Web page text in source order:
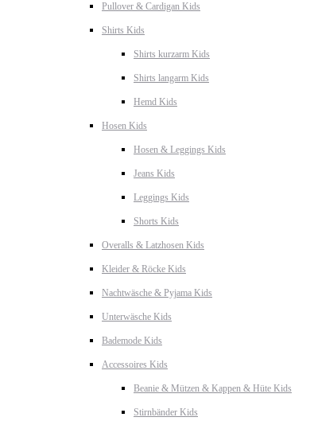
Pullover & Cardigan Kids
Shirts Kids
Shirts kurzarm Kids
Shirts langarm Kids
Hemd Kids
Hosen Kids
Hosen & Leggings Kids
Jeans Kids
Leggings Kids
Shorts Kids
Overalls & Latzhosen Kids
Kleider & Röcke Kids
Nachtwäsche & Pyjama Kids
Unterwäsche Kids
Bademode Kids
Accessoires Kids
Beanie & Mützen & Kappen & Hüte Kids
Stirnbänder Kids